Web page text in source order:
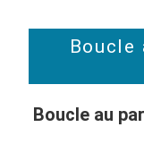
Boucle
Boucle au